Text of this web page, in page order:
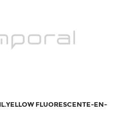
FLUORESCENTE-EN-